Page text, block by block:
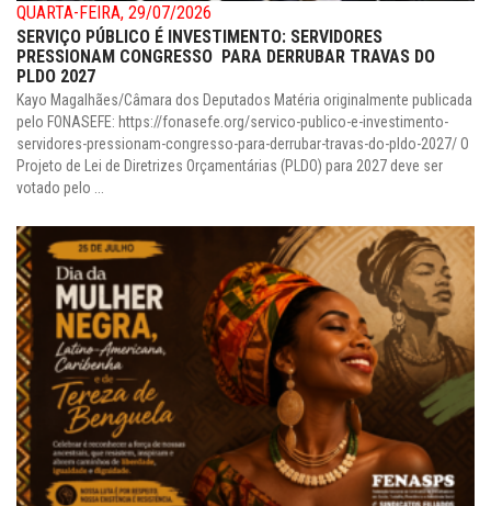
QUARTA-FEIRA, 29/07/2026
SERVIÇO PÚBLICO É INVESTIMENTO: SERVIDORES
PRESSIONAM CONGRESSO PARA DERRUBAR TRAVAS DO
PLDO 2027
Kayo Magalhães/Câmara dos Deputados Matéria originalmente publicada
pelo FONASEFE: https://fonasefe.org/servico-publico-e-investimento-
servidores-pressionam-congresso-para-derrubar-travas-do-pldo-2027/ O
Projeto de Lei de Diretrizes Orçamentárias (PLDO) para 2027 deve ser
votado pelo ...